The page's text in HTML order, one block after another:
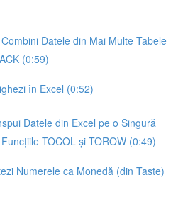
Datele din Mai Multe Tabele
(0:59)
în Excel (0:52)
Datele din Excel pe o Singură
TOCOL și TOROW (0:49)
Numerele ca Monedă (din Taste)